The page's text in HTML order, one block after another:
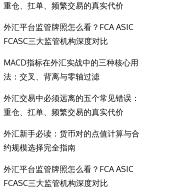
重仓、扛单、频繁交易的真实代价
外汇平台监管牌照怎么看？FCA ASIC
FCASC三大监管机构深度对比
MACD指标在外汇实战中的三种核心用
法：交叉、背离与零轴过滤
外汇交易中必须远离的五个常见错误：
重仓、扛单、频繁交易的真实代价
外汇新手必读：货币对的点值计算与合
约规模选择完全指南
外汇平台监管牌照怎么看？FCA ASIC
FCASC三大监管机构深度对比